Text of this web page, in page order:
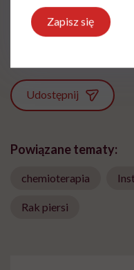
innych
Udostępnij
Powiązane tematy:
chemioterapia
Rak piersi
Zapisz się